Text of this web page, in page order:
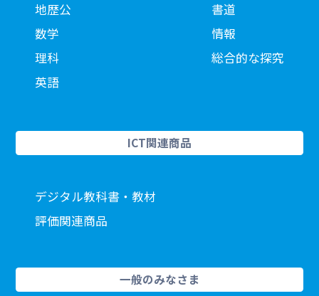
地歴公
数学
理科
英語
書道
情報
総合的な探究
ICT関連商品
デジタル教科書・教材
評価関連商品
一般のみなさま